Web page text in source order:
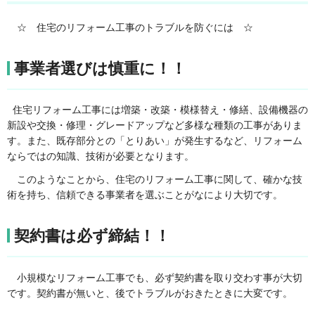
☆ 住宅のリフォーム工事のトラブルを防ぐには ☆
事業者選びは慎重に！！
住宅リフォーム工事には増築・改築・模様替え・修繕、設備機器の
新設や交換・修理・グレードアップなど多様な種類の工事がありま
す。また、既存部分との「とりあい」が発生するなど、リフォーム
ならではの知識、技術が必要となります。
このようなことから、住宅のリフォーム工事に関して、確かな技
術を持ち、信頼できる事業者を選ぶことがなにより大切です。
契約書は必ず締結！！
小規模なリフォーム工事でも、必ず契約書を取り交わす事が大切
です。契約書が無いと、後でトラブルがおきたときに大変です。